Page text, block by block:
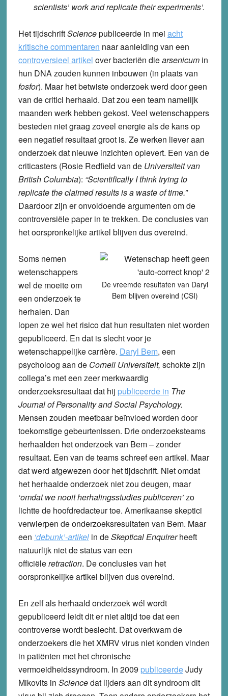
scientists’ work and replicate their experiments’.
Het tijdschriftSciencepubliceerde in mei acht
kritische commentaren naar aanleiding van een
controversieel artikel over bacteriën diearsenicumin
hun DNA zouden kunnen inbouwen (in plaats van
fosfor). Maar het betwiste onderzoek werd door geen
van de critici herhaald. Dat zou een team namelijk
maanden werk hebben gekost. Veel wetenschappers
besteden niet graag zoveel energie als de kans op
een negatief resultaat groot is. Ze werken liever aan
onderzoek dat nieuwe inzichten oplevert. Een van de
criticasters (Rosie Redfield van de Universiteit van
British Columbia): “Scientifically I think trying to
replicate the claimed results is a waste of time.”
Daardoor zijn er onvoldoende argumenten om de
controversiële paper in te trekken. De conclusies van
het oorspronkelijke artikel blijven dus overeind.
De vreemde resultaten van Daryl
Bem blijven overeind (CSI)
Soms nemen
wetenschappers
wel de moeite om
een onderzoek te
herhalen. Dan
lopen ze wel het risico dat hun resultaten niet worden
gepubliceerd. En dat is slecht voor je
wetenschappelijke carrière. Daryl Bem, een
psycholoog aan de Cornell Universiteit, schokte zijn
collega’s met een zeer merkwaardig
onderzoeksresultaat dat hij publiceerde in The
Journal of Personality and Social Psychology.
Mensen zouden meetbaar beïnvloed worden door
toekomstige gebeurtenissen. Drie onderzoeksteams
herhaalden het onderzoek van Bem – zonder
resultaat. Een van de teams schreef een artikel. Maar
dat werd afgewezen door het tijdschrift. Niet omdat
het herhaalde onderzoek niet zou deugen, maar
‘omdat we nooit herhalingsstudies publiceren’zo
lichtte de hoofdredacteur toe. Amerikaanse skeptici
verwierpen de onderzoeksresultaten van Bem. Maar
een ‘debunk’-artikel in deSkeptical Enquirerheeft
natuurlijk niet de status van een
officiëleretraction. De conclusies van het
oorspronkelijke artikel blijven dus overeind.
En zelf als herhaald onderzoek wél wordt
gepubliceerd leidt dit er niet altijd toe dat een
controverse wordt beslecht. Dat overkwam de
onderzoekers die het XMRV virus niet konden vinden
in patiënten met het chronische
vermoeidheidssyndroom. In 2009 publiceerdeJudy
Mikovits in Sciencedat lijders aan dit syndroom dit